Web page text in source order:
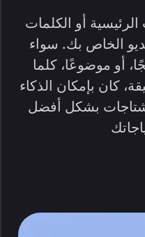
أو الكلمات
الخاص بك. سواء
أو موضوعًا، كلما
كان بإمكان الذكاء
بشكل أفضل